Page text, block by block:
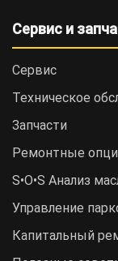
Сервис и
Сервис
Техническое
Запчасти
Ремонтные
S•O•S Анализ
Управление
Капитальный